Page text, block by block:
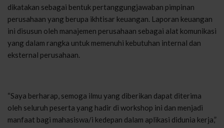
dikatakan sebagai bentuk pertanggungjawaban pimpinan
perusahaan yang berupa ikhtisar keuangan. Laporan keuangan
ini disusun oleh manajemen perusahaan sebagai alat komunikasi
yang dalam rangka untuk memenuhi kebutuhan internal dan
eksternal perusahaan.
“Saya berharap, semoga ilmu yang diberikan dapat diterima
oleh seluruh peserta yang hadir di workshop ini dan menjadi
manfaat bagi mahasiswa/i kedepan dalam aplikasi didunia kerja,”